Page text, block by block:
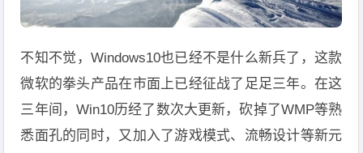
不知不觉，Windows10也已经不是什么新兵了，这款
微软的拳头产品在市面上已经征战了足足三年。在这
三年间，Win10历经了数次大更新，砍掉了WMP等熟
悉面孔的同时，又加入了游戏模式、流畅设计等新元